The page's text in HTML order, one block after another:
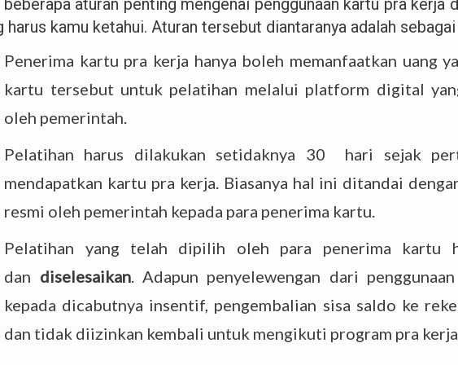
harus kamu ketahui. Aturan tersebut diantaranya adalah
Penerima kartu pra kerja hanya boleh memanfaatkan uang
kartu tersebut untuk pelatihan melalui platform digital
oleh pemerintah.
Pelatihan harus dilakukan setidaknya 30 hari sejak
mendapatkan kartu pra kerja. Biasanya hal ini ditandai
resmi oleh pemerintah kepada para penerima kartu.
Pelatihan yang telah dipilih oleh para penerima kartu
dan diselesaikan. Adapun penyelewengan dari
kepada dicabutnya insentif, pengembalian sisa saldo ke
dan tidak diizinkan kembali untuk mengikuti program pra kerja.